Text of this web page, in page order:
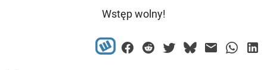
Wstęp wolny!